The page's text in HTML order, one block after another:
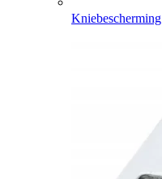
Kniebescherming